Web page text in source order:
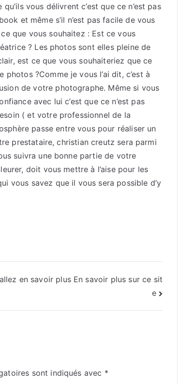
vous délivrent c’est que ce n’est pas
et même s’il n’est pas facile de vous
que vous souhaitez : Est ce vous
? Les photos sont elles pleine de
est ce que vous souhaiteriez que ce
?Comme je vous l’ai dit, c’est à
de votre photographe. Même si vous
avec lui c’est que ce n’est pas
( et votre professionnel de la
passe entre vous pour réaliser un
prestataire, christian creutz sera parmi
suivra une bonne partie de votre
doit vous mettre à l’aise pour les
vous savez que il vous sera possible d’y
en savoir plus En savoir plus sur ce sit
e
sont indiqués avec *